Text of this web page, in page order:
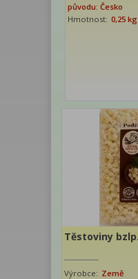
původu: Česko
Hmotnost: 0,25 kg
Těstoviny
Výrobce: Země